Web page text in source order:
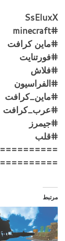
SsEluxX
#minecraft
#ماين كرافت
#فورتنايت
#فلاش
#الفراسيون
#ماين_كرافت
#عرب_كرافت
#جيمرز
#قلب
مرتبط